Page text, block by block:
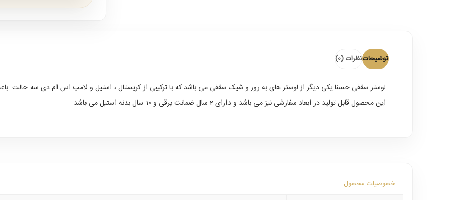
توضیحاتنظرات (0)
لوستر سقفی حسنایکی دیگر از لوستر های به روز و شیک سقفی می باشد که با ترکیبی از کریستال ، استیل و لامپ اس ام دی سه حالت
این محصول قابل تولید در ابعاد سفارشی نیز می باشد و دارای 2 سال ضمانت برقی و 10 سال بدنه استیل می باشد
خصوصیات محصول